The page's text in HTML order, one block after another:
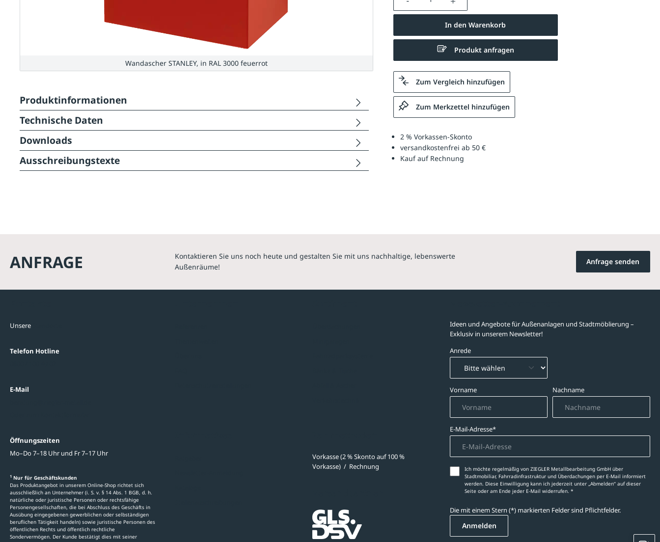
In den Warenkorb
Produkt anfragen
Zum Vergleich hinzufügen
Zum Merkzettel hinzufügen
2 % Vorkassen-Skonto
versandkostenfrei ab 50 €
Kauf auf Rechnung
Wandascher STANLEY, in RAL 3000 feuerrot
Produktinformationen
Technische Daten
Downloads
Ausschreibungstexte
ANFRAGE
Kontaktieren Sie uns noch heute und gestalten Sie mit uns nachhaltige, lebenswerte
Außenräume!
Anfrage senden
Unsere
Telefon Hotline
E-Mail
Öffnungszeiten
Mo–Do 7–18 Uhr und Fr 7–17 Uhr
1 Nur für Geschäftskunden
Das Produktangebot in unserem Online-Shop richtet sich
ausschließlich an Unternehmer (i. S. v. § 14 Abs. 1 BGB, d. h.
natürliche oder juristische Personen oder rechtsfähige
Personengesellschaften, die bei Abschluss des Geschäfts in
Ausübung eingegebenen gewerblichen oder selbständigen
beruflichen Tätigkeit handeln) sowie juristische Personen des
öffentlichen Rechts und öffentlich rechtliche
Sondervermögen. Der Kunde bestätigt dies mit seiner
Vorkasse (2 % Skonto auf 100 %
Vorkasse) / Rechnung
Ideen und Angebote für Außenanlagen und Stadtmöblierung –
Exklusiv in unserem Newsletter!
Anrede
Vorname Nachname
E-Mail-Adresse*
Ich möchte regelmäßig von ZIEGLER Metallbearbeitung GmbH über
Stadtmobiliar, Fahrradinfrastruktur und Überdachungen per E-Mail informiert
werden. Diese Einwilligung kann ich jederzeit unter „Abmelden‘‘ auf dieser
Seite oder am Ende jeder E-Mail widerrufen. *
Die mit einem Stern (*) markierten Felder sind Pflichtfelder.
Anmelden